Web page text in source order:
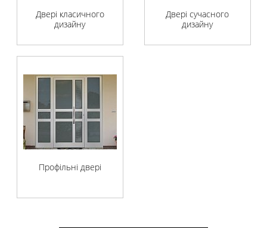
Двері класичного
дизайну
Двері сучасного
дизайну
Профільні двері